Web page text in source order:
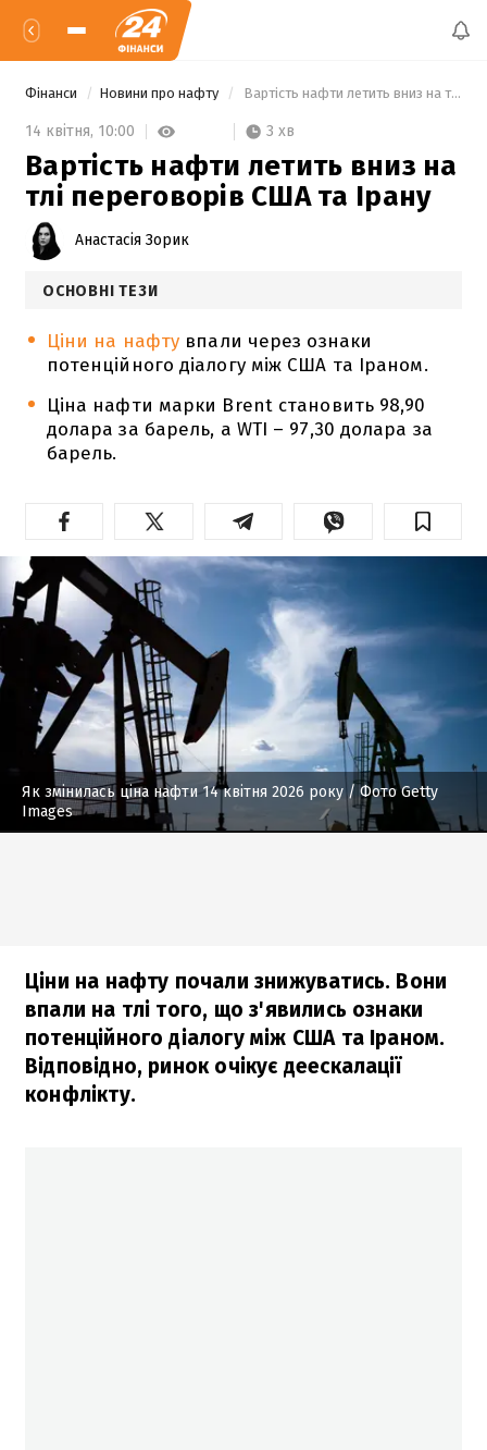
Фінанси Новини про нафту Вартість нафти летить вниз на тлі переговорів США та Ірану
14 квітня, 10:00 3 хв
Вартість нафти летить вниз на
тлі переговорів США та Ірану
Анастасія Зорик
ОСНОВНІ ТЕЗИ
Ціни на нафту впали через ознаки
потенційного діалогу між США та Іраном.
Ціна нафти марки Brent становить 98,90
долара за барель, а WTI – 97,30 долара за
барель.
Як змінилась ціна нафти 14 квітня 2026 року/ Фото Getty
Images
Ціни на нафту почали знижуватись. Вони
впали на тлі того, що з'явились ознаки
потенційного діалогу між США та Іраном.
Відповідно, ринок очікує деескалації
конфлікту.